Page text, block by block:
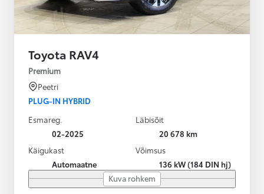
Toyota RAV4
Premium
Peetri
PLUG-IN HYBRID
Esmareg.
02-2025
Läbisõit
20 678 km
Käigukast
Automaatne
Võimsus
136 kW (184 DIN hj)
Kuva rohkem